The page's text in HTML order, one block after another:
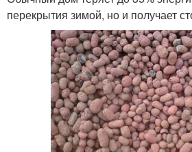
перекрытия зимой, но и получает